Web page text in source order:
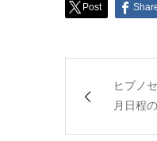
Post
ヒプノ
月日程